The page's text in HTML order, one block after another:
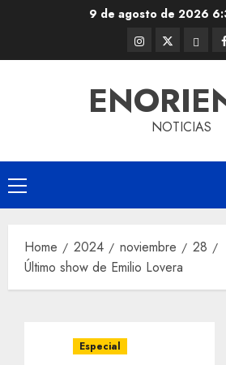
9 de agosto de 2026
Instagram
@EnOriente
Twitter
(X)
NOTICIAS
Primary
Menu
Home 2024 noviembre
28
Último show de Emilio Lovera
Especial